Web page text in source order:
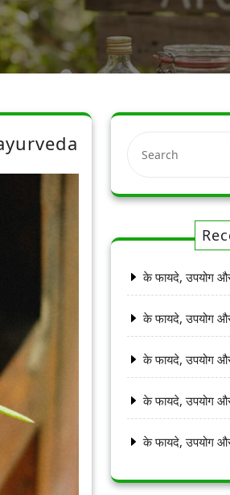
के फायदे, उपयोग
के फायदे, उपयोग
के फायदे, उपयोग
के फायदे, उपयोग
के फायदे, उपयोग